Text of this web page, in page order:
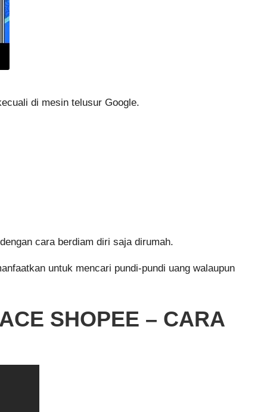
di mesin telusur Google.
cara berdiam diri saja dirumah.
untuk mencari pundi-pundi uang walaupun
SHOPEE – CARA